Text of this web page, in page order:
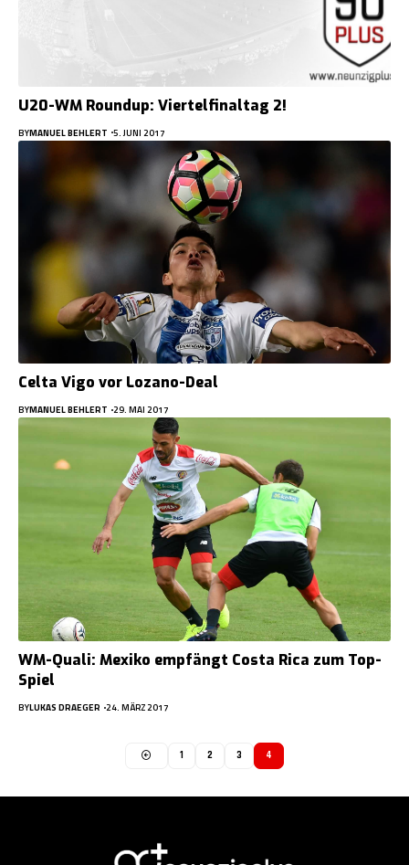
U20-WM Roundup: Viertelfinaltag 2!
BYMANUEL BEHLERT 5. JUNI 2017
Celta Vigo vor Lozano-Deal
BYMANUEL BEHLERT 29. MAI 2017
WM-Quali: Mexiko empfängt Costa Rica zum Top-
Spiel
BYLUKAS DRAEGER 24. MÄRZ 2017
1 2 3 4